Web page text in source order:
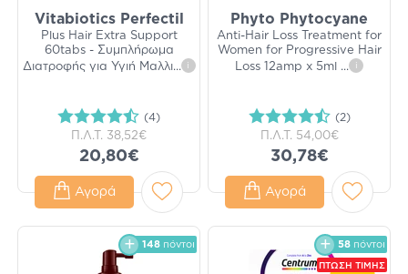
Vitabiotics Perfectil
Plus Hair Extra Support
60tabs - Συμπλήρωμα
Διατροφής για Υγιή Μαλλι... i
(4)
Π.Λ.Τ. 38,52€
20,80€
Αγορά
Phyto Phytocyane
Anti-Hair Loss Treatment for
Women for Progressive Hair
Loss 12amp x 5ml ... i
(2)
Π.Λ.Τ. 54,00€
30,78€
Αγορά
148 πόντοι 58 πόντοι
ΠΤΩΣΗ ΤΙΜΗΣ